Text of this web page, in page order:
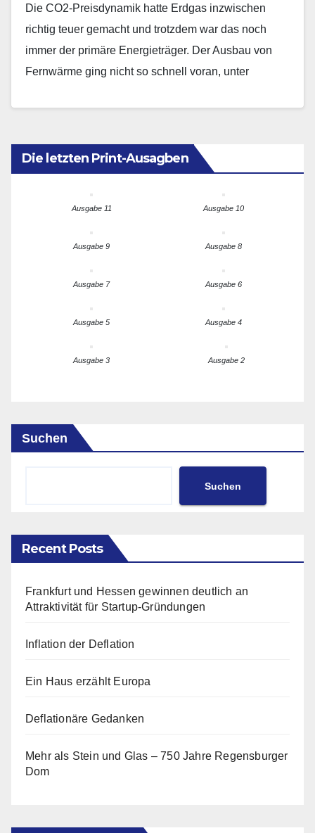
Die CO2-Preisdynamik hatte Erdgas inzwischen
richtig teuer gemacht und trotzdem war das noch
immer der primäre Energieträger. Der Ausbau von
Fernwärme ging nicht so schnell voran, unter
Die letzten Print-Ausagben
Ausgabe 11 Ausgabe 10
Ausgabe 9 Ausgabe 8
Ausgabe 7 Ausgabe 6
Ausgabe 5 Ausgabe 4
Ausgabe 3 Ausgabe 2
Suchen
Suchen
Recent Posts
Frankfurt und Hessen gewinnen deutlich an
Attraktivität für Startup-Gründungen
Inflation der Deflation
Ein Haus erzählt Europa
Deflationäre Gedanken
Mehr als Stein und Glas – 750 Jahre Regensburger
Dom